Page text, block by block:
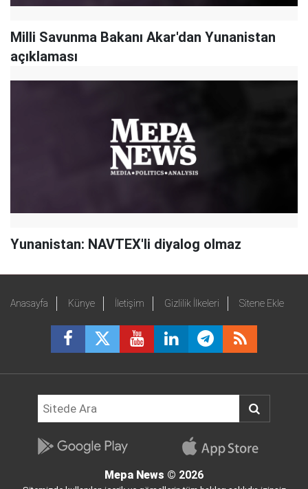
Milli Savunma Bakanı Akar'dan Yunanistan
açıklaması
Yunanistan: NAVTEX'li diyalog olmaz
Anasayfa Künye İletişim Gizlilik İlkeleri Sitene Ekle
Mepa News © 2026